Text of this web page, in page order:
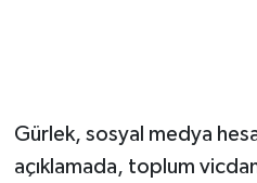
Gürlek, sosyal medya
açıklamada, toplum
Siyaset